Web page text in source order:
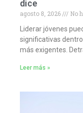
dice
agosto 8, 2026
No
Liderar jóvenes
significativas
más exigentes.
Leer más »